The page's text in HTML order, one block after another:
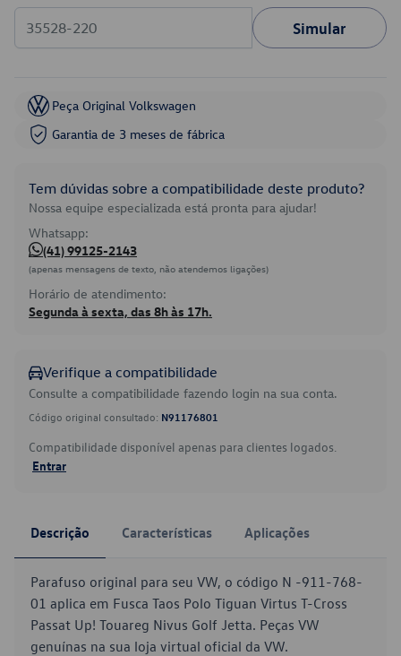
Simular
Peça Original Volkswagen
Garantia de 3 meses de fábrica
Tem dúvidas sobre a compatibilidade deste produto?
Nossa equipe especializada está pronta para ajudar!
Whatsapp:
(41) 99125-2143
(apenas mensagens de texto, não atendemos ligações)
Horário de atendimento:
Segunda à sexta, das 8h às 17h.
Verifique a compatibilidade
Consulte a compatibilidade fazendo login na sua conta.
Código original consultado: N91176801
Compatibilidade disponível apenas para clientes logados.
Entrar
Descrição Características Aplicações
Parafuso original para seu VW, o código N -911-768-
01 aplica em Fusca Taos Polo Tiguan Virtus T-Cross
Passat Up! Touareg Nivus Golf Jetta. Peças VW
genuínas na sua loja virtual oficial da VW.